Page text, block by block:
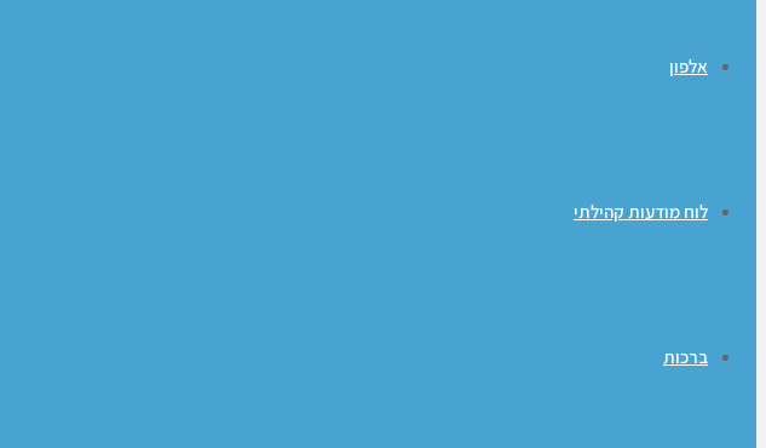
אלפון
לוח מודעות קהילתי
ברכות